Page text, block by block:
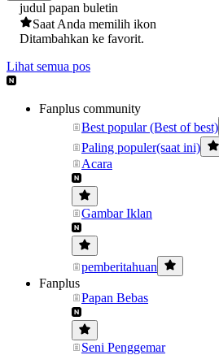
judul papan buletin
Saat Anda memilih ikon
Ditambahkan ke favorit.
Lihat semua pos
Fanplus community
Best popular (Best of best)
Paling populer(saat ini)
Acara
Gambar Iklan
pemberitahuan
Fanplus
Papan Bebas
Seni Penggemar